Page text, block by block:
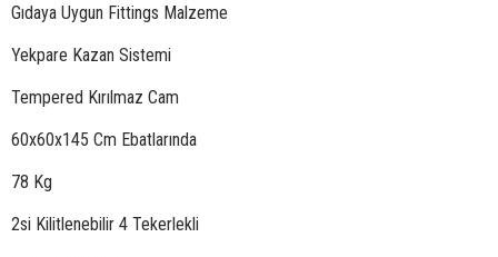
Gıdaya Uygun Fittings Malzeme
Yekpare Kazan Sistemi
Tempered Kırılmaz Cam
60x60x145 Cm Ebatlarında
78 Kg
2si Kilitlenebilir 4 Tekerlekli